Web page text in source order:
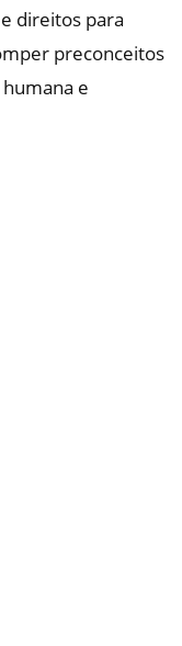
direitos para
preconceitos
e